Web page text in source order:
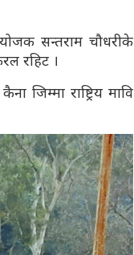
सन्तराम चौधरीके
रहिट ।
जिम्मा राष्ट्रिय मावि